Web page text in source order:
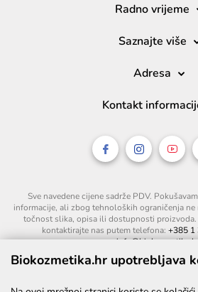
Radno vrijeme
Saznajte više
Adresa
Kontakt
Sve navedene cijene sadrže PDV.
informacije, ali zbog tehnoloških ograničenja
točnost slika, opisa ili dostupnosti proizvoda.
kontaktirajte nas putem telefona: +385 1
Biokozmetika.hr upotrebljava